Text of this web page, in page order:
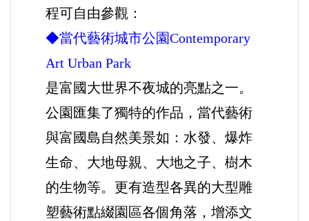
程可自由參觀：
◆當代藝術城市公園Contemporary
Art Urban Park
是富國大世界不夜城的亮點之一。
公園匯集了獨特的作品，當代藝術
與富國島自然美景如：水發、爆炸
生命、大地母親、大地之子、樹木
的生物等。更有造型各異的大型雕
塑藝術點綴園區各個角落，增添文